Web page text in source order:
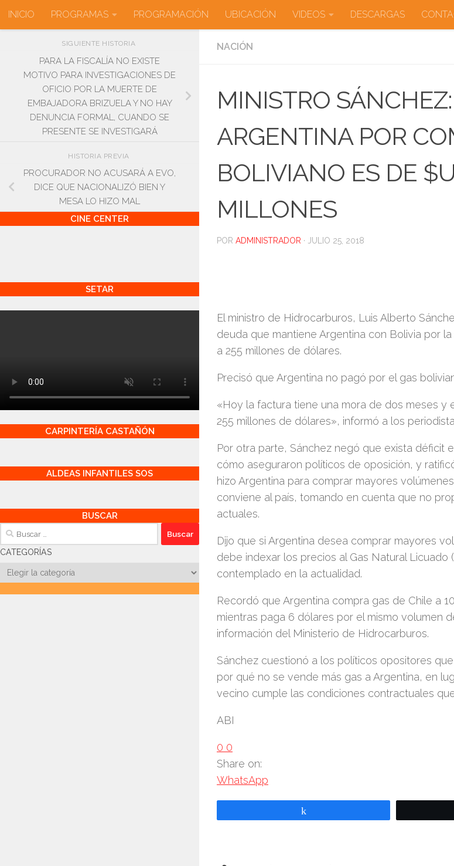
Saltar al contenido
INICIO PROGRAMAS PROGRAMACIÓN UBICACIÓN VIDEOS DESCARGAS
NACIÓN
MINISTRO
ARGENTINA POR
BOLIVIANO ES DE
MILLONES
POR ADMINISTRADOR · JULIO 25, 2018
El ministro de Hidrocarburos, Luis Alberto
deuda que mantiene Argentina con Bolivia por
a 255 millones de dólares.
Precisó que Argentina no pagó por el gas
«Hoy la factura tiene una mora de dos meses y
255 millones de dólares», informó a los
Por otra parte, Sánchez negó que exista déficit
cómo aseguraron políticos de oposición, y
hizo Argentina para comprar mayores
conviene al país, tomando en cuenta que no
actuales.
Dijo que si Argentina desea comprar mayores
debe indexar los precios al Gas Natural
contemplado en la actualidad.
Recordó que Argentina compra gas de Chile a
mientras paga 6 dólares por el mismo volumen
información del Ministerio de Hidrocarburos.
Sánchez cuestionó a los políticos opositores
por qué no se vende más gas a Argentina, en
vecino cumple las condiciones contractuales
ABI
0 0
Share on:
WhatsApp
SIGUIENTE HISTORIA
PARA LA FISCALÍA NO EXISTE
MOTIVO PARA INVESTIGACIONES DE
OFICIO POR LA MUERTE DE
EMBAJADORA BRIZUELA Y NO HAY
DENUNCIA FORMAL, CUANDO SE
PRESENTE SE INVESTIGARÁ
HISTORIA PREVIA
PROCURADOR NO ACUSARÁ A EVO,
DICE QUE NACIONALIZÓ BIEN Y
MESA LO HIZO MAL
CINE CENTER
SETAR
CARPINTERÍA CASTAÑÓN
ALDEAS INFANTILES SOS
BUSCAR
Buscar:
CATEGORÍAS
Categorías